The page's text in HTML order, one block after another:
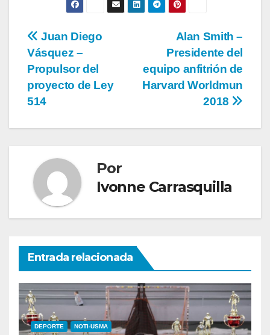
Alan Smith –
Presidente del
equipo anfitrión de
Harvard Worldmun
2018
Juan Diego
Vásquez –
Propulsor del
proyecto de Ley
514
Por
Ivonne Carrasquilla
Entrada relacionada
DEPORTE NOTI-USMA